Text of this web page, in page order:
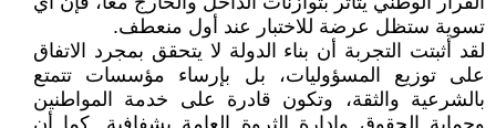
تسوية ستظل عرضة للاختبار عند أول منعطف.
لقد أثبتت التجربة أن بناء الدولة لا يتحقق بمجرد الاتفاق
على توزيع المسؤوليات، بل بإرساء مؤسسات تتمتع
بالشرعية والثقة، وتكون قادرة على خدمة المواطنين